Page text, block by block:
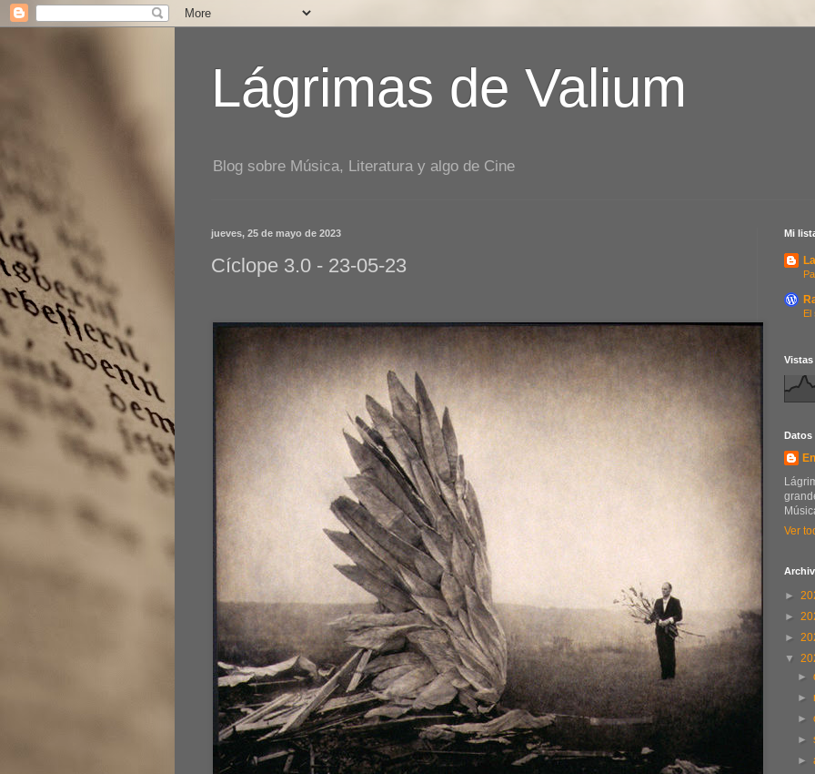
Lágrimas de Valium
Blog sobre Música, Literatura y algo de Cine
jueves, 25 de mayo de 2023
Cíclope 3.0 - 23-05-23
Mi
Vistas
Ver
►
►
►
▼
►
►
►
►
►